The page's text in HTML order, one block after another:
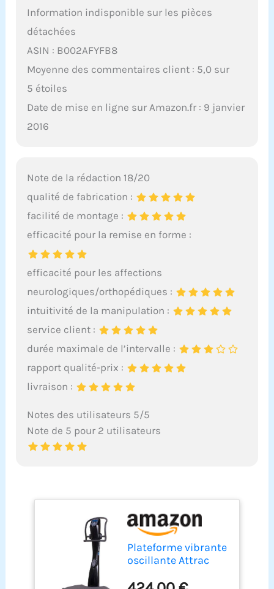
Information indisponible sur les pièces
détachées
ASIN : B002AFYFB8
Moyenne des commentaires client : 5,0 sur
5 étoiles
Date de mise en ligne sur Amazon.fr : 9 janvier
2016
Note de la rédaction 18/20
qualité de fabrication :
facilité de montage :
efficacité pour la remise en forme :
efficacité pour les affections
neurologiques/orthopédiques :
intuitivité de la manipulation :
service client :
durée maximale de l’intervalle :
rapport qualité-prix :
livraison :
Notes des utilisateurs 5/5
Note de 5 pour 2 utilisateurs
Plateforme vibrante
oscillante Attrac
d'entraînement